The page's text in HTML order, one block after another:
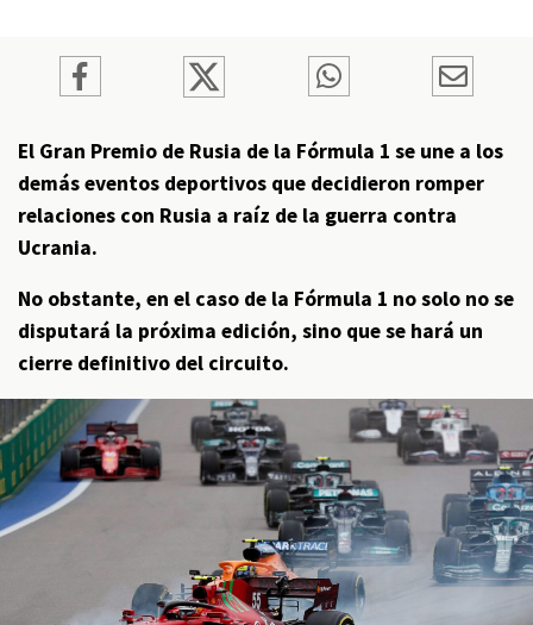
El Gran Premio de Rusia de la Fórmula 1 se une a los
demás eventos deportivos que decidieron romper
relaciones con Rusia a raíz de la guerra contra
Ucrania.
No obstante, en el caso de la Fórmula 1 no solo no se
disputará la próxima edición, sino que se hará un
cierre definitivo del circuito.